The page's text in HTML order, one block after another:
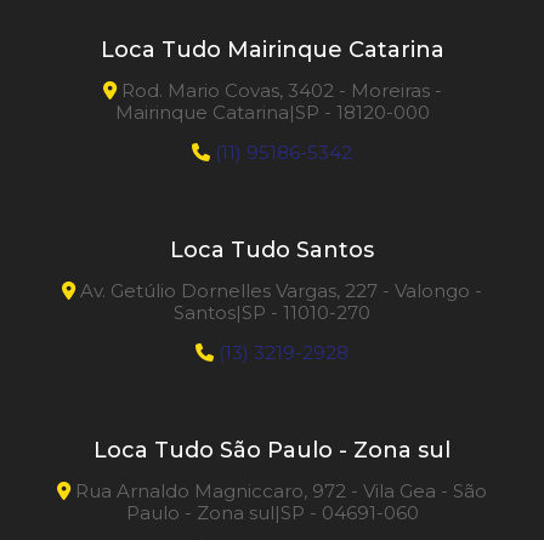
Loca Tudo Mairinque Catarina
Rod. Mario Covas, 3402 - Moreiras -
Mairinque Catarina|SP - 18120-000
(11) 95186-5342
Loca Tudo Santos
Av. Getúlio Dornelles Vargas, 227 - Valongo -
Santos|SP - 11010-270
(13) 3219-2928
Loca Tudo São Paulo - Zona sul
Rua Arnaldo Magniccaro, 972 - Vila Gea - São
Paulo - Zona sul|SP - 04691-060